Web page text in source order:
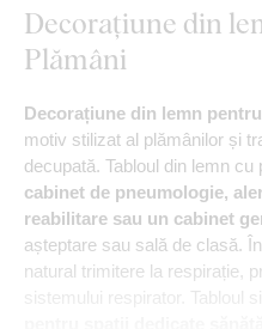
Decorațiune din
Plămâni
Decorațiune din lemn
motiv stilizat al plămânilor și
decupată. Tabloul din lemn cu
cabinet de pneumologie,
reabilitare sau un cabinet
așteptare sau sală de clasă.
natural trimitere la respirație,
sistemului respirator. Tabloul